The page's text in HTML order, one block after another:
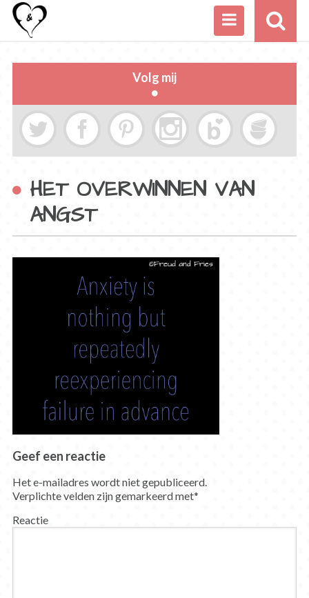
Volg mij
HET OVERWINNEN VAN
ANGST
Geef een reactie
Het e-mailadres wordt niet gepubliceerd.
Verplichte velden zijn gemarkeerd met*
Reactie